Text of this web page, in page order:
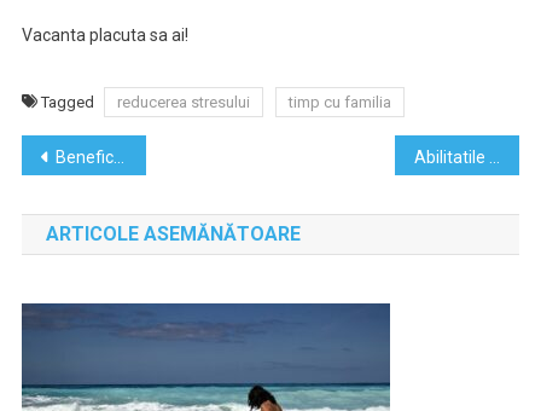
Vacanta placuta sa ai!
Tagged reducerea stresului timp cu familia
Navigare
în
articole
Beneficiile mersului pe bicicleta asupra sanatatii
ARTICOLE ASEMĂNĂTOARE